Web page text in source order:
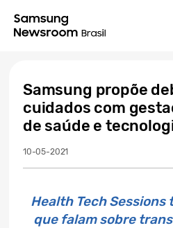
Samsung propõe
cuidados com
de saúde e
10-05-2021
Health Tech
que falam sobre